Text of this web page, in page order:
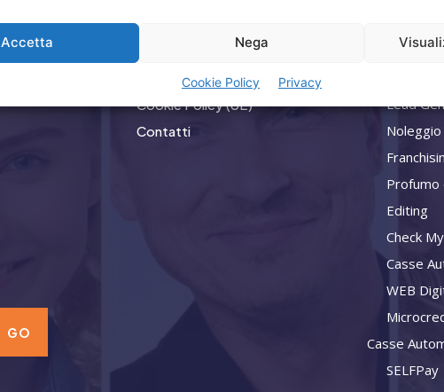
Accetta Nega
Cookie Policy Privacy
GO
Privacy
Iscrizione Newsletter
Cookie Policy (UE)
Contatti
Attività
Lead
Profumo
Editing
Check
Casse
WEB
Casse
SELFPay